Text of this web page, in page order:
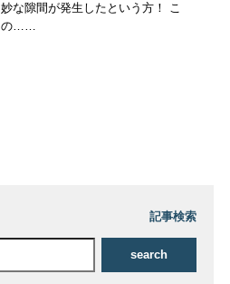
妙な隙間が発生したという方！ こ
の……
記事検索
search